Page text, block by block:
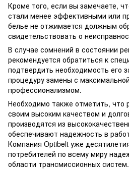
Кроме того, если вы замечаете,
стали менее эффективными или
белье не отжимается должным
свидетельствовать о
В случае сомнений в состоянии
рекомендуется обратиться к
подтвердить необходимость его
процедуру замены с
профессионализмом.
Необходимо также отметить, что
своим высоким качеством и
производятся из
обеспечивают надежность в
Компания Optibelt уже
потребителей по всему миру
области трансмиссионных систем.